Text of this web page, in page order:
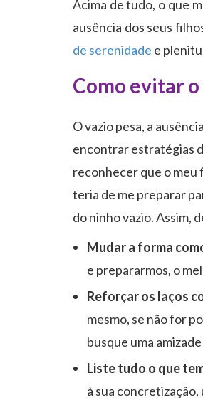
Acima de tudo, o que
ausência dos seus
de serenidade e
Como evitar
O vazio pesa, a
encontrar estratégias
reconhecer que o meu
teria de me preparar
do ninho vazio. Assim,
Mudar a forma
e prepararmos, o
Reforçar os laços
mesmo, se não for
busque uma
Liste tudo o que
à sua concretização,